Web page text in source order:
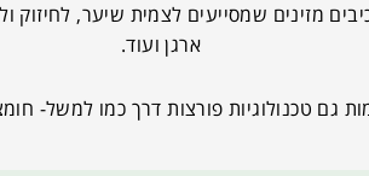
מזינים שמסייעים לצמית שיער,
ארגן ועוד.
גם טכנולוגיות פורצות דרך כמו למשל-